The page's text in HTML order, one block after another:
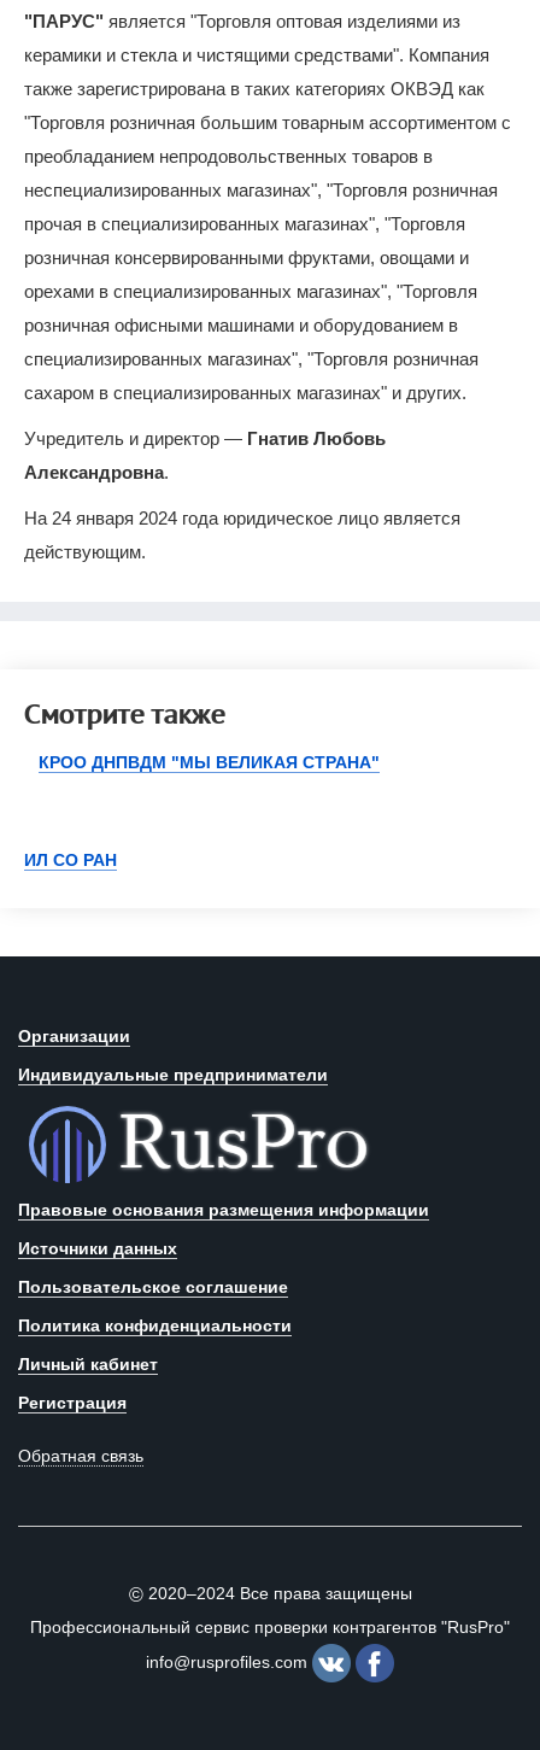
"ПАРУС" является "Торговля оптовая изделиями из
керамики и стекла и чистящими средствами". Компания
также зарегистрирована в таких категориях ОКВЭД как
"Торговля розничная большим товарным ассортиментом с
преобладанием непродовольственных товаров в
неспециализированных магазинах", "Торговля розничная
прочая в специализированных магазинах", "Торговля
розничная консервированными фруктами, овощами и
орехами в специализированных магазинах", "Торговля
розничная офисными машинами и оборудованием в
специализированных магазинах", "Торговля розничная
сахаром в специализированных магазинах" и других.
Учредитель и директор — Гнатив Любовь
Александровна.
На 24 января 2024 года юридическое лицо является
действующим.
Смотрите также
КРОО ДНПВДМ "МЫ ВЕЛИКАЯ СТРАНА"
ИЛ СО РАН
Организации
Индивидуальные предприниматели
Правовые основания размещения информации
Источники данных
Пользовательское соглашение
Политика конфиденциальности
Личный кабинет
Регистрация
Обратная связь
©2020–2024 Все права защищены
Профессиональный сервис проверки контрагентов "RusPro"
info@rusprofiles.com